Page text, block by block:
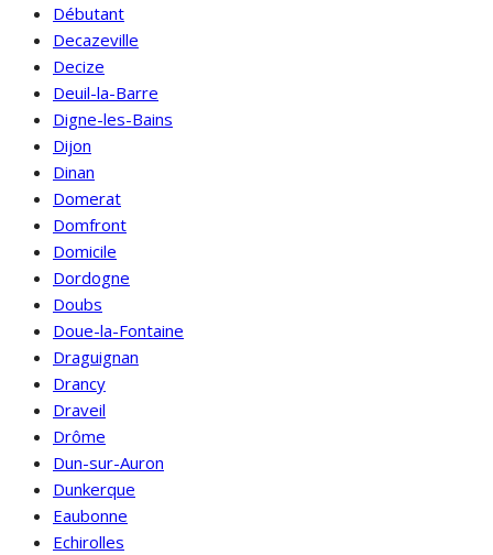
Débutant
Decazeville
Decize
Deuil-la-Barre
Digne-les-Bains
Dijon
Dinan
Domerat
Domfront
Domicile
Dordogne
Doubs
Doue-la-Fontaine
Draguignan
Drancy
Draveil
Drôme
Dun-sur-Auron
Dunkerque
Eaubonne
Echirolles